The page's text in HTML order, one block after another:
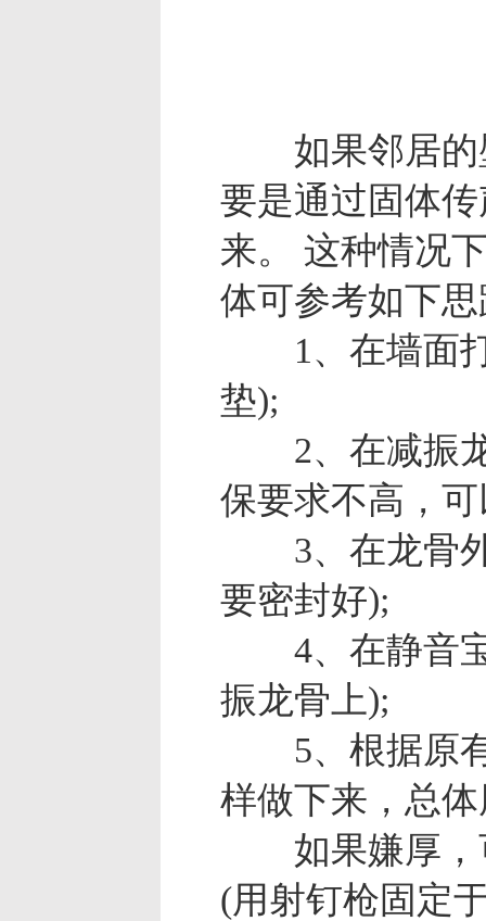
如果邻居的壁
要是通过固体
来。 这种情况
体可参考如下
1、在墙面打
垫);
2、在减振龙
保要求不高，
3、在龙骨外
要密封好);
4、在静音宝
振龙骨上);
5、根据原有
样做下来，总
如果嫌厚，可
(用射钉枪固定